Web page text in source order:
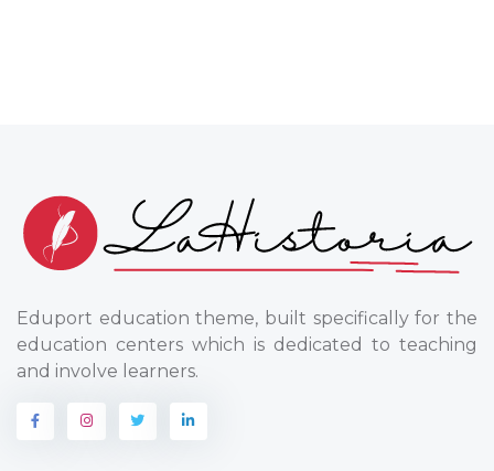
Eduport education theme, built specifically for the
education centers which is dedicated to teaching
and involve learners.